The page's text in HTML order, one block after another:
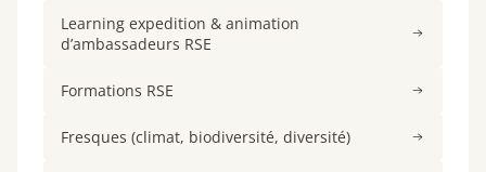
Learning expedition & animation
d’ambassadeurs RSE
Formations RSE
Fresques (climat, biodiversité, diversité)